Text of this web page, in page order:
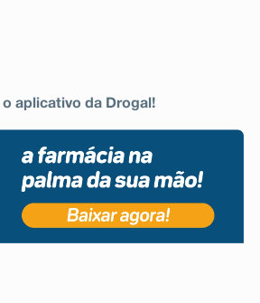
o aplicativo da Drogal!